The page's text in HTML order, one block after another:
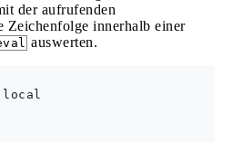
der aufrufenden
Zeichenfolge innerhalb einer
auswerten.